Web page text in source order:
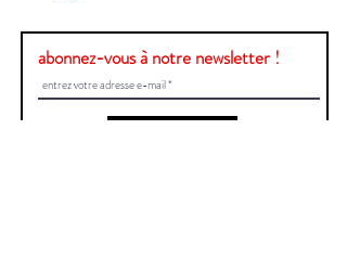
abonnez-vous à notre newsletter !
Envoyer